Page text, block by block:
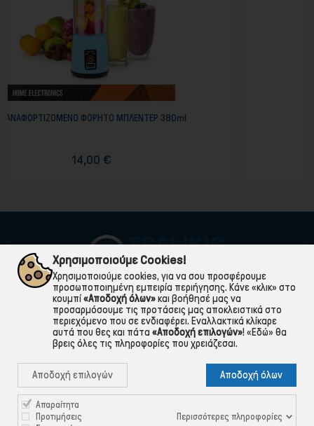
380ml
ΠΛΗΡΟΦΟΡΙΕΣ
ΧΡΉΣΙΜΑ 
ΕΞΥΠΗΡΈΤΗΣΗ ΠΕΛΑΤΏΝ
Χρησιμοποιούμε Cookies!
Χρησιμοποιούμε cookies, για να σου προσφέρουμε
προσωποποιημένη εμπειρία περιήγησης. Κάνε «κλικ» στο
κουμπί«Αποδοχή όλων»και βοήθησέ μας να
προσαρμόσουμε τις προτάσεις μας αποκλειστικά στο
περιεχόμενο που σε ενδιαφέρει. Εναλλακτικά κλίκαρε
αυτά που θες και πάτα «Αποδοχή επιλογών»! «Εδώ» θα
βρεις όλες τις πληροφορίες που χρειάζεσαι.
Αποδοχή επιλογών Αποδοχή όλων
Απαραίτητα
Προτιμήσεις
Περισσότερες πληροφορίες